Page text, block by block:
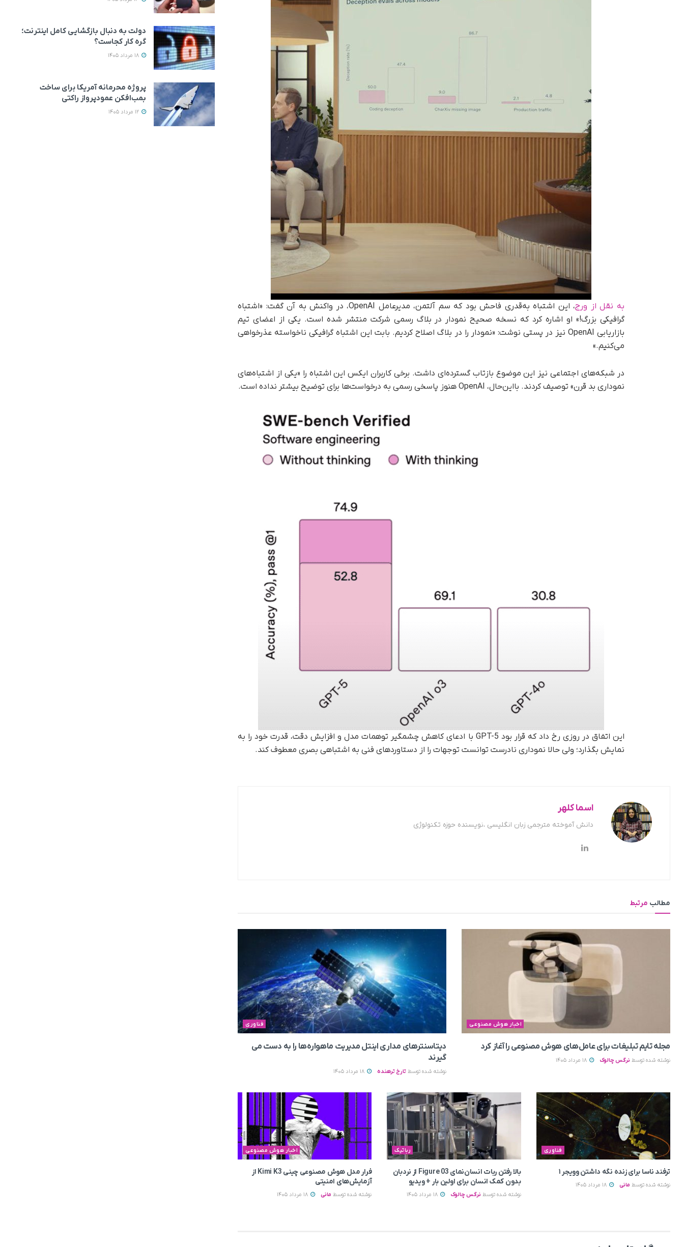
به نقل از ورج
، این اشتباه به‌قدری فاحش بود که سم آلتمن، مدیرعامل OpenAI، در واکنش به آن گفت: «اشتباه
گرافیکی بزرگ!» او اشاره کرد که نسخه صحیح نمودار در بلاگ رسمی شرکت منتشر شده است. یکی از اعضای تیم
بازاریابی OpenAI نیز در پستی نوشت: «نمودار را در بلاگ اصلاح کردیم. بابت این اشتباه گرافیکی ناخواسته عذرخواهی
می‌کنیم.»
در شبکه‌های اجتماعی نیز این موضوع بازتاب گسترده‌ای داشت. برخی کاربران ایکس این اشتباه را «یکی از اشتباه‌های
نموداری بد قرن» توصیف کردند. با‌این‌‌حال، OpenAI هنوز پاسخی رسمی به درخواست‌ها برای توضیح بیشتر نداده است.
این اتفاق در روزی رخ داد که قرار بود GPT-5 با ادعای کاهش چشمگیر توهمات مدل و افزایش دقت، قدرت خود را به
نمایش بگذارد؛ ولی حالا نموداری نادرست توانست توجهات را از دستاوردهای فنی به اشتباهی بصری معطوف کند.
اسما کلهر
دانش آموخته مترجمی زبان انگلیسی ،نویسنده حوزه تکنولوژی
مطالب مرتبط
اخبار هوش مصنوعی
مجله تایم تبلیغات برای عامل‌های هوش مصنوعی را آغاز کرد
نوشته شده توسط نرگس چالوک
فناوری
دیتاسنترهای مداری اینتل مدیریت ماهواره‌ها را به دست می‌
گیرند
نوشته شده توسط تارخ ترهنده
فناوری
ترفند ناسا برای زنده نگه داشتن وویجر ۱
نوشته شده توسط مانی
رباتیک
بالا رفتن ربات انسان‌نمای Figure 03 از نردبان
بدون کمک انسان برای اولین بار + ویدیو
نوشته شده توسط نرگس چالوک 18 مرداد 1405
اخبار هوش مصنوعی
فرار مدل هوش مصنوعی چینی Kimi K3 از
آزمایش‌های امنیتی
نوشته شده توسط مانی
دولت به دنبال بازگشایی کامل اینترنت؛
گره کار کجاست؟
پروژه محرمانه آمریکا برای ساخت
بمب‌افکن عمودپرواز راکتی